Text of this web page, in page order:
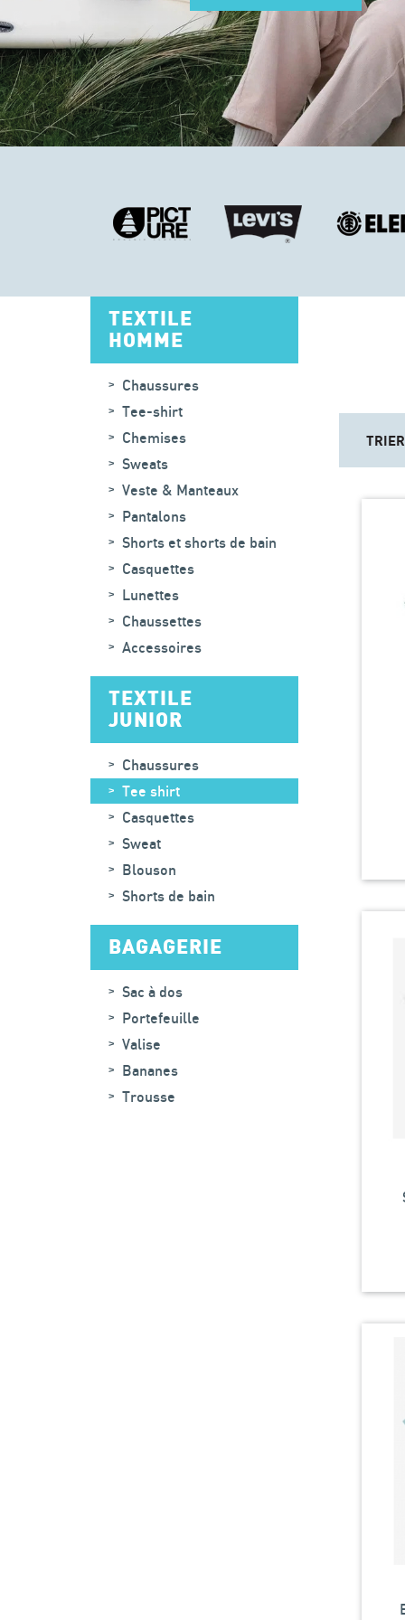
TEXTILE
HOMME
Chaussures
Tee-shirt
Chemises
Sweats
Veste & Manteaux
Pantalons
Shorts et shorts de bain
Casquettes
Lunettes
Chaussettes
Accessoires
TEXTILE
JUNIOR
Chaussures
Tee shirt
Casquettes
Sweat
Blouson
Shorts de bain
BAGAGERIE
Sac à dos
Portefeuille
Valise
Bananes
Trousse